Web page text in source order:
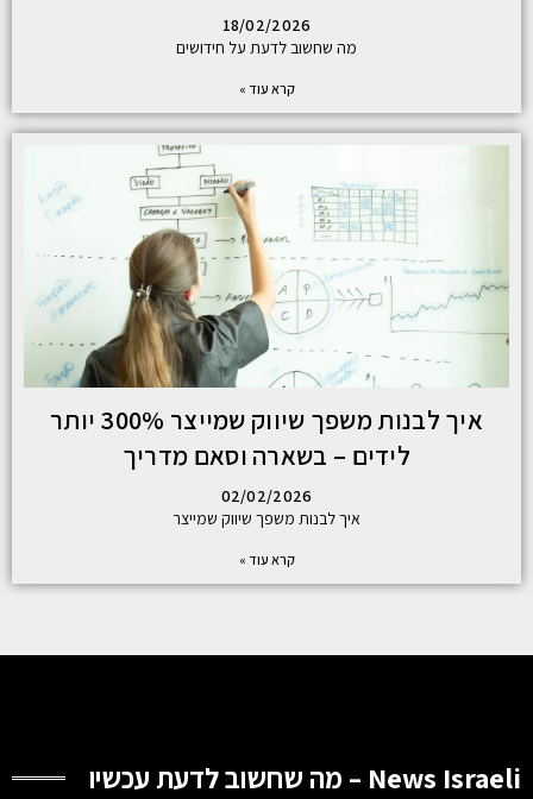
18/02/2026
מה שחשוב לדעת על חידושים
קרא עוד »
איך לבנות משפך שיווק שמייצר 300% יותר
לידים – בשארה וסאם מדריך
02/02/2026
איך לבנות משפך שיווק שמייצר
קרא עוד »
News Israeli – מה שחשוב לדעת עכשיו